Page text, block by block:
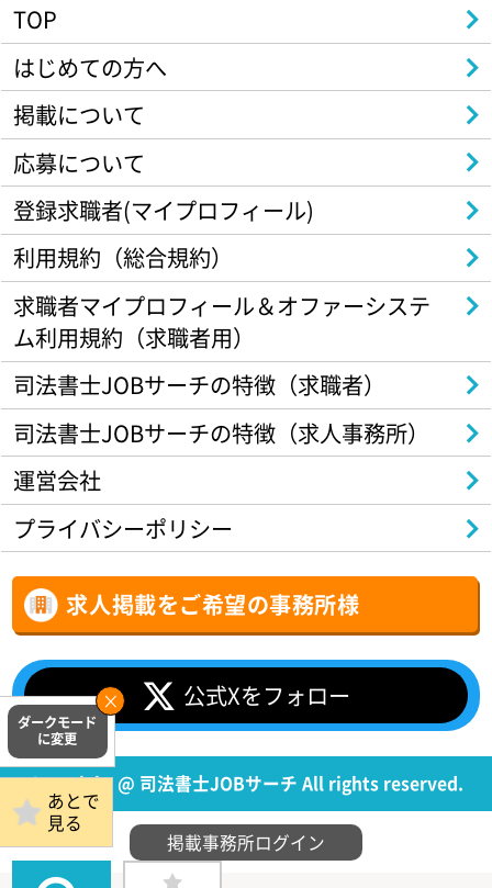
TOP
はじめての方へ
掲載について
応募について
登録求職者(マイプロフィール)
利用規約（総合規約）
求職者マイプロフィール＆オファーシステ
ム利用規約（求職者用）
司法書士JOBサーチの特徴（求職者）
司法書士JOBサーチの特徴（求人事務所）
運営会社
プライバシーポリシー
求人掲載をご希望の事務所様
公式Xをフォロー
Copyright @ 司法書士JOBサーチ All rights reserved.
あとで
見る
掲載事務所ログイン